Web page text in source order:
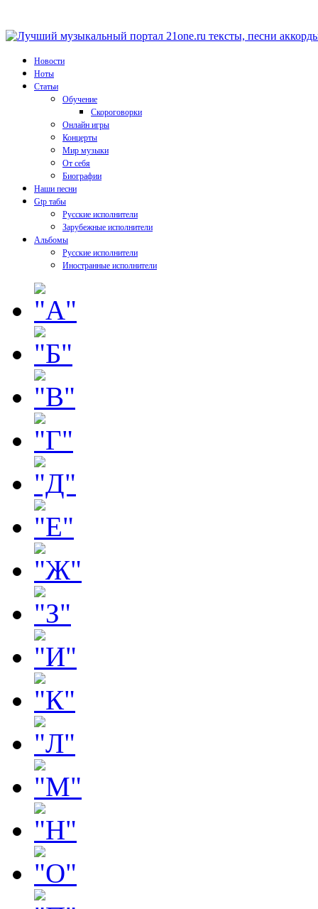
Новости
Ноты
Статьи
Обучение
Скороговорки
Онлайн игры
Концерты
Мир музыки
От себя
Биографии
Наши песни
Gtp табы
Русские исполнители
Зарубежные исполнители
Альбомы
Русские исполнители
Иностранные исполнители